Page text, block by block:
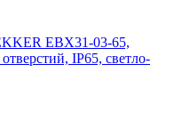
EBX31-03-65,
IP65, светло-